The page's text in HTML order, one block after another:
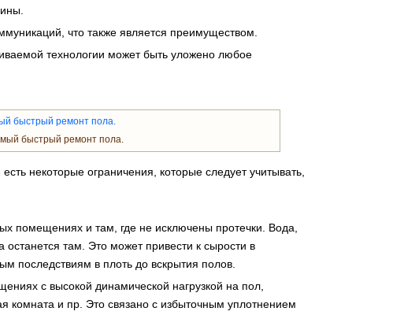
что также является преимуществом.
технологии может быть уложено любое
быстрый ремонт пола.
некоторые ограничения, которые следует учитывать,
помещениях и там, где не исключены протечки. Вода,
останется там. Это может привести к сырости в
последствиям в плоть до вскрытия полов.
с высокой динамической нагрузкой на пол,
комната и пр. Это связано с избыточным уплотнением